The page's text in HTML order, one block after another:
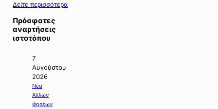
Δείτε περισσότερα
Πρόσφατες
αναρτήσεις
ιστοτόπου
7
Αυγούστου
2026
Νέα
Άλλων
Φορέων